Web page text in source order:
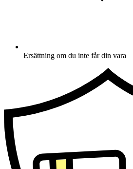
Ersättning om du inte får din vara